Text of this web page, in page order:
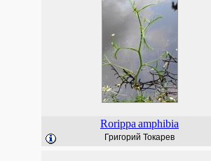
Rorippa amphibia
Григорий Токарев